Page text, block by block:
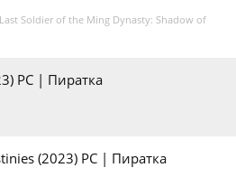
Soldier of the Ming Dynasty: Shadow of
PC | Пиратка
(2023) PC | Пиратка